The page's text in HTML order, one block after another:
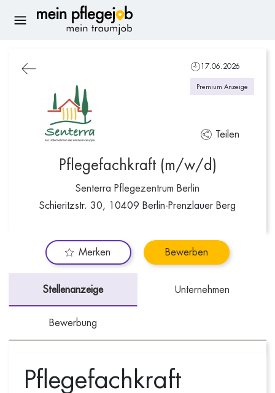
Pflegefachkraft (m/w/d)
Senterra Pflegezentrum Berlin
Schieritzstr. 30, 10409 Berlin-Prenzlauer Berg
17.06.2026
Premium Anzeige
Teilen
Merken Bewerben
Stellenanzeige Unternehmen
Bewerbung
Pflegefachkraft